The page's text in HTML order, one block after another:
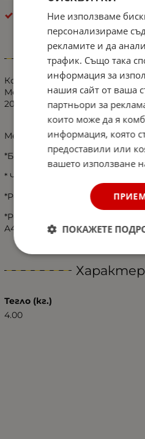
Стопове по модели
Комплект Ляв + Десен Стоп
Мерцедес Вито Mercedes
2020
Мercedes Vito W447 2015 г.
*Без крушки
* Чисто нов, опакован
*Референтен OE/OEM номер
*Референтен OE/OEM номер
A4478200064
Тегло (кг.)
4.00
Ние използваме
персонализираме
рекламите и да
трафик. Също така
информация за
нашия сайт от ваша
партньори за
които може да я
информация, която
предоставили или
вашето използване
ПОКАЖЕТЕ